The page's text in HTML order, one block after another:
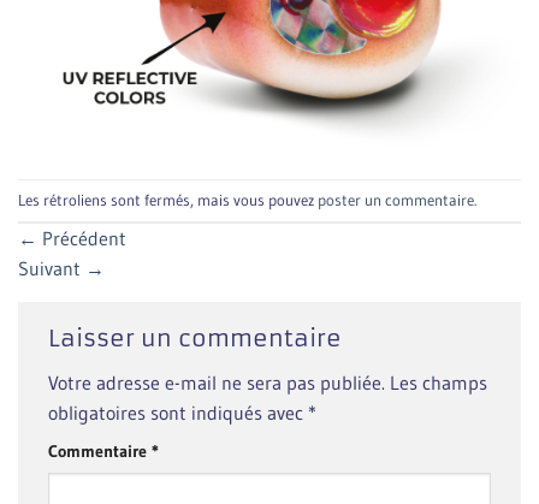
Les rétroliens sont fermés, mais vous pouvez poster un commentaire.
← Précédent
Suivant →
Laisser un commentaire
Votre adresse e-mail ne sera pas publiée. Les champs
obligatoires sont indiqués avec *
Commentaire *